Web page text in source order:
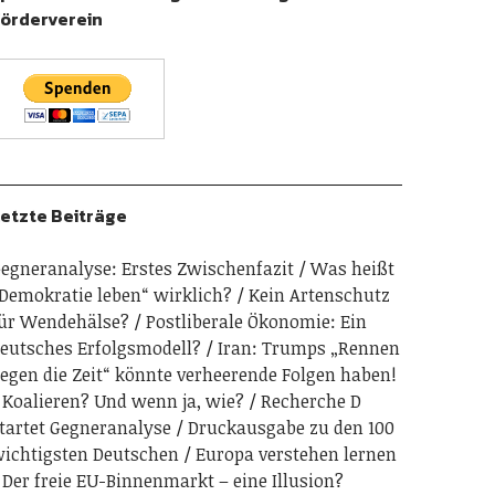
Beiträge
Erstes Zwischenfazit
Was heißt
leben“ wirklich?
Kein Artenschutz
Wendehälse?
Postliberale Ökonomie: Ein
Erfolgsmodell?
Iran: Trumps „Rennen
die Zeit“ könnte verheerende Folgen haben!
Koalieren? Und wenn ja, wie?
Recherche D
Gegneranalyse
Druckausgabe zu den 100
Deutschen
Europa verstehen lernen
Der freie EU-Binnenmarkt – eine Illusion?